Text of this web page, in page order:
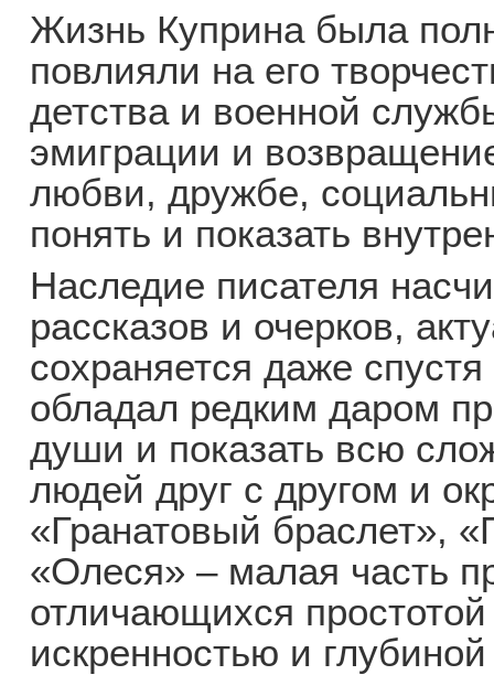
Жизнь Куприна была
повлияли на его
детства и военной
эмиграции и
любви, дружбе,
понять и показать
Наследие писателя
рассказов и очерков,
сохраняется даже
обладал редким даром
души и показать всю
людей друг с другом и
«Гранатовый браслет»,
«Олеся» – малая часть
отличающихся
искренностью и